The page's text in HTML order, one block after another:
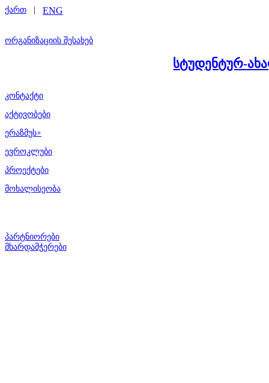
ქართ ENG
ორგანიზაციის შესახებ
სტუდენტურ-
კონტაქტი
აქტივობები
ერაზმუს+
ევროკლუბი
პროექტები
მოხალისეობა
პარტნიორები
მხარდამჭერები